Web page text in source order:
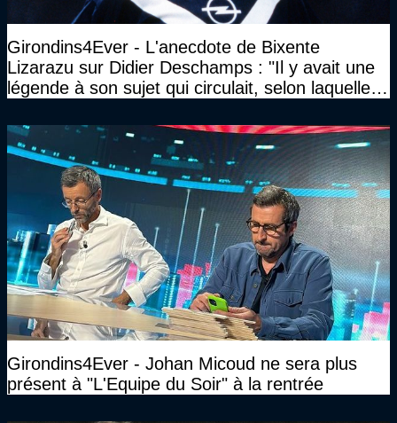
Girondins4Ever - L'anecdote de Bixente
Lizarazu sur Didier Deschamps : "Il y avait une
légende à son sujet qui circulait, selon laquelle il
Girondins4Ever - Johan Micoud ne sera plus
présent à "L'Equipe du Soir" à la rentrée